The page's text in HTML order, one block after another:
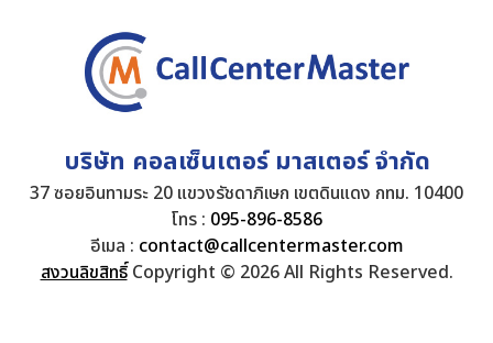
บริษัท คอลเซ็นเตอร์ มาสเตอร์ จำกัด
37 ซอยอินทามระ 20 แขวงรัชดาภิเษก เขตดินแดง กทม. 10400
โทร : 095-896-8586
อีเมล : contact@callcentermaster.com
สงวนลิขสิทธิ์Copyright © 2026 All Rights Reserved.